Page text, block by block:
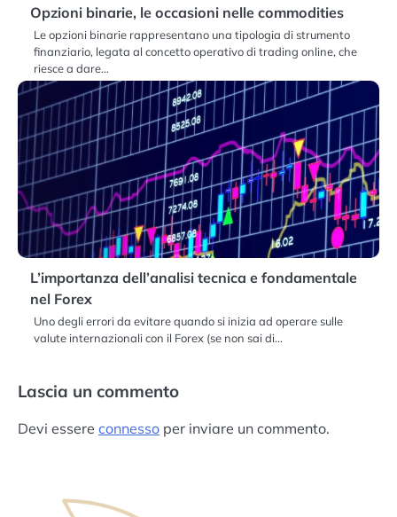
Opzioni binarie, le occasioni nelle commodities
Le opzioni binarie rappresentano una tipologia di strumento
finanziario, legata al concetto operativo di trading online, che
riesce a dare…
L’importanza dell’analisi tecnica e fondamentale
nel Forex
Uno degli errori da evitare quando si inizia ad operare sulle
valute internazionali con il Forex (se non sai di…
Lascia un commento
Devi essere connesso per inviare un commento.